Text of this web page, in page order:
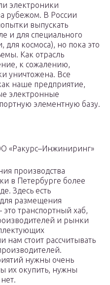
электроники
рубежом. В России
выпускать
и для специального
космоса), но пока это
Как отрасль
к сожалению,
уничтожена. Все
наше предприятие,
электронные
элементную базу.
«Ракурс–Инжиниринг»
производства
в Петербурге более
Здесь есть
размещения
транспортный хаб,
и рынки
нам стоит рассчитывать
нужны очень
их окупить, нужны